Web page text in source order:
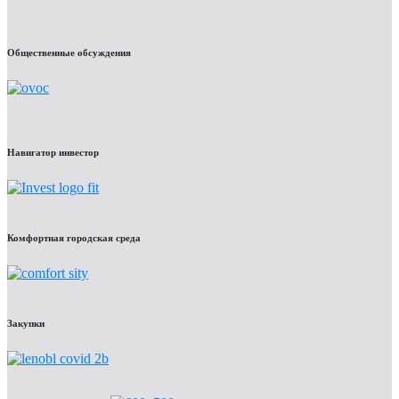
Общественные обсуждения
Навигатор инвестор
Комфортная городская среда
Закупки